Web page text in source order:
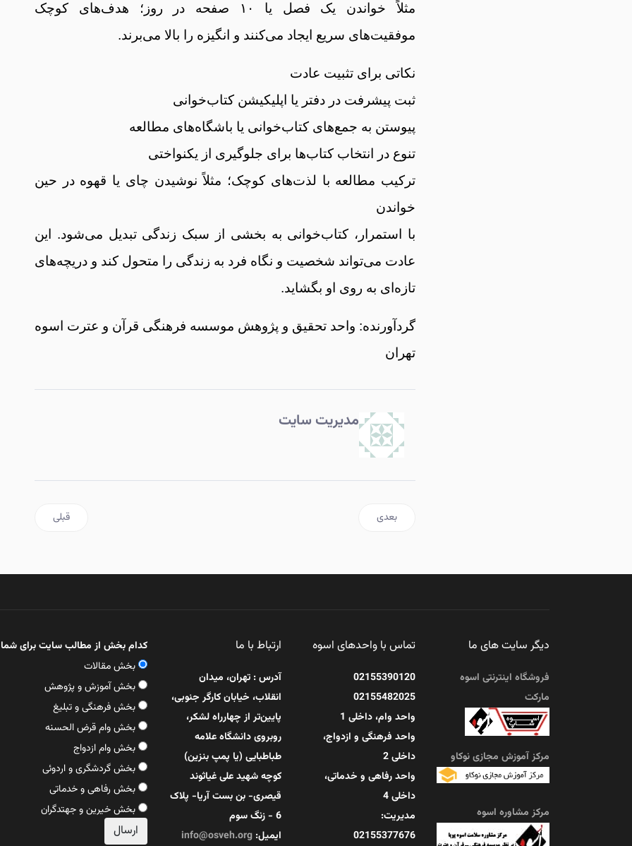
مثلاً خواندن یک فصل یا ۱۰ صفحه در روز؛ هدف‌های کوچک
موفقیت‌های سریع ایجاد می‌کنند و انگیزه را بالا می‌برند.
نکاتی برای تثبیت عادت
ثبت پیشرفت در دفتر یا اپلیکیشن کتاب‌خوانی
پیوستن به جمع‌های کتاب‌خوانی یا باشگاه‌های مطالعه
تنوع در انتخاب کتاب‌ها برای جلوگیری از یکنواختی
ترکیب مطالعه با لذت‌های کوچک؛ مثلاً نوشیدن چای یا قهوه در حین
خواندن
با استمرار، کتاب‌خوانی به بخشی از سبک زندگی تبدیل می‌شود. این
عادت می‌تواند شخصیت و نگاه فرد به زندگی را متحول کند و دریچه‌های
تازه‌ای به روی او بگشاید.
گردآورنده: واحد تحقیق و پژوهش موسسه فرهنگی قرآن و عترت اسوه
تهران
مدیریت سایت
مطلب قبلی: آموزش
قبلی مطلب بعدی: تربیت از طریق طبیعت و کشاورزی
بعدی
دیگر سایت های ما
فروشگاه اینترنتی اسوه
مارکت
مرکز آموزش مجازی نوکاو
مرکز مشاوره اسوه
تماس با واحدهای اسوه
02155390120
02155482025
واحد وام، داخلی 1
واحد فرهنگی و ازدواج،
داخلی 2
واحد رفاهی و خدماتی،
داخلی 4
مدیریت:
02155377676
ارتباط با ما
آدرس : تهران، میدان
انقلاب، خیابان کارگر جنوبی،
پایین‌تر از چهارراه لشکر،
روبروی دانشگاه علامه
طباطبایی (یا پمپ بنزین)
کوچه شهید علی غیاثوند
قیصری- بن بست آریا- پلاک
6 - زنگ سوم
ایمیل: info@osveh.org
کدام بخش از مطالب سایت برای
بخش مقالات
بخش آموزش و پژوهش
بخش فرهنگی و تبلیغ
بخش وام قرض الحسنه
بخش وام ازدواج
بخش گردشگری و اردوئی
بخش رفاهی و خدماتی
بخش خیرین و جهتدگران